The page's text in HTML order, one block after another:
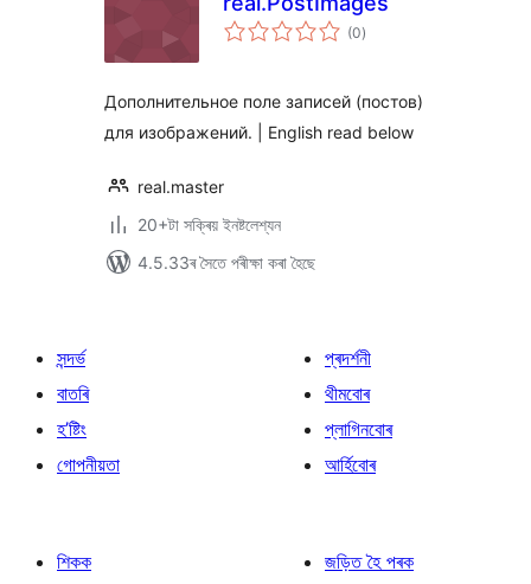
(0টা
মুঠ)
Дополнительное поле записей (постов)
для изображений. | English read below
real.master
20+টা সক্ৰিয় ইনষ্টলেশ্যন
4.5.33ৰ সৈতে পৰীক্ষা কৰা হৈছে
সন্দৰ্ভ
বাতৰি
হ’ষ্টিং
গোপনীয়তা
প্ৰদৰ্শনী
থীমবোৰ
প্লাগিনবোৰ
আৰ্হিবোৰ
শিকক
জড়িত হৈ পৰক